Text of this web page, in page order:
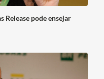
Release pode ensejar